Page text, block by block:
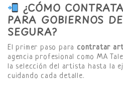
¿CÓMO
PARA GOBIERNOS
SEGURA?
El primer paso para contratar
agencia profesional como MA
la selección del artista hasta la
cuidando cada detalle.